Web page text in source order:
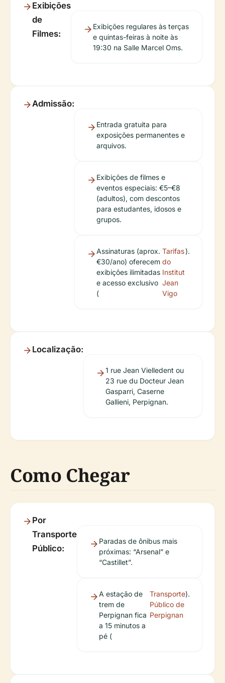
Exibições
de
Filmes:
Exibições regulares às terças
e quintas-feiras à noite às
19:30 na Salle Marcel Oms.
Admissão:
Entrada gratuita para
exposições permanentes e
arquivos.
Exibições de filmes e
eventos especiais: €5–€8
(adultos), com descontos
para estudantes, idosos e
grupos.
Assinaturas (aprox.
€30/ano) oferecem
exibições ilimitadas
e acesso exclusivo
(
Tarifas
do
Institut
Jean
Vigo
).
Localização:
1 rue Jean Vielledent ou
23 rue du Docteur Jean
Gasparri, Caserne
Gallieni, Perpignan.
Como Chegar
Por
Transporte
Público:
Paradas de ônibus mais
próximas: “Arsenal” e
“Castillet”.
A estação de
trem de
Perpignan fica
a 15 minutos a
pé (
Transporte
Público de
Perpignan
).